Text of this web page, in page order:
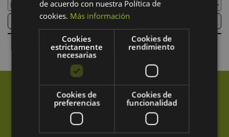
FILTRAR
de acuerdo con nuestra Política de
cookies. Más información
Cookies
estrictamente
necesarias
Cookies de
rendimiento
Cookies de
preferencias
Cookies de
funcionalidad